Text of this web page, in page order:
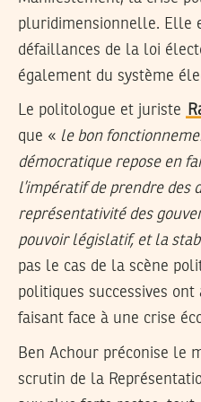
pluridimensionnelle. Elle
défaillances de la loi
également du système
Le politologue et juriste
que « le bon
démocratique repose en
l’impératif de prendre des
représentativité des
pouvoir législatif, et la
pas le cas de la scène
politiques successives
faisant face à une crise
Ben Achour préconise le
scrutin de la